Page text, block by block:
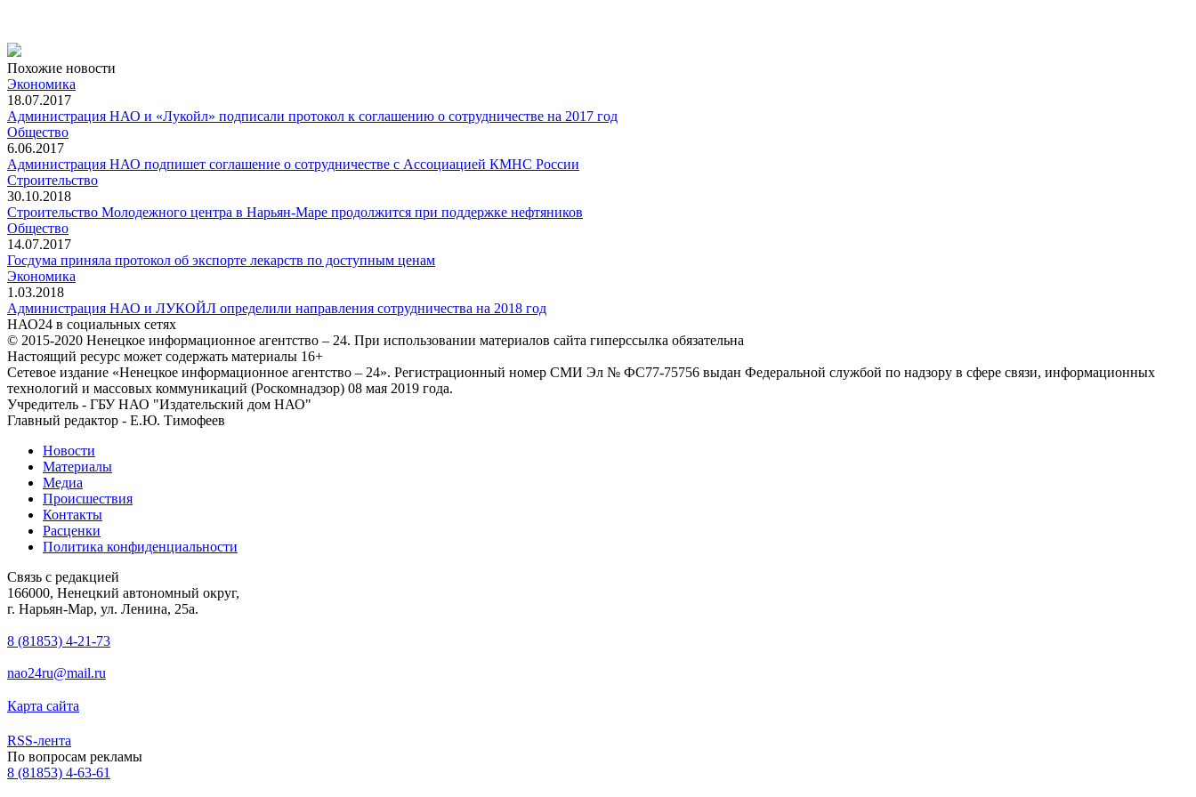
Похожие новости
Экономика
18.07.2017
Администрация НАО и «Лукойл» подписали протокол к соглашению о сотрудничестве на 2017 год
Общество
6.06.2017
Администрация НАО подпишет соглашение о сотрудничестве с Ассоциацией КМНС России
Строительство
30.10.2018
Строительство Молодежного центра в Нарьян-Маре продолжится при поддержке нефтяников
Общество
14.07.2017
Госдума приняла протокол об экспорте лекарств по доступным ценам
Экономика
1.03.2018
Администрация НАО и ЛУКОЙЛ определили направления сотрудничества на 2018 год
НАО24 в социальных сетях
© 2015-2020 Ненецкое информационное агентство – 24. При использовании материалов сайта гиперссылка обязательна
Настоящий ресурс может содержать материалы 16+
Сетевое издание «Ненецкое информационное агентство – 24». Регистрационный номер СМИ Эл № ФС77-75756 выдан Федеральной службой по надзору в сфере связи, информационных
технологий и массовых коммуникаций (Роскомнадзор) 08 мая 2019 года.
Учредитель - ГБУ НАО "Издательский дом НАО"
Главный редактор - Е.Ю. Тимофеев
Новости
Материалы
Медиа
Происшествия
Контакты
Расценки
Политика конфиденциальности
Связь с редакцией
166000, Ненецкий автономный округ,
г. Нарьян-Мар, ул. Ленина, 25а.
8 (81853) 4-21-73
nao24ru@mail.ru
Карта сайта
RSS-лента
По вопросам рекламы
8 (81853) 4-63-61